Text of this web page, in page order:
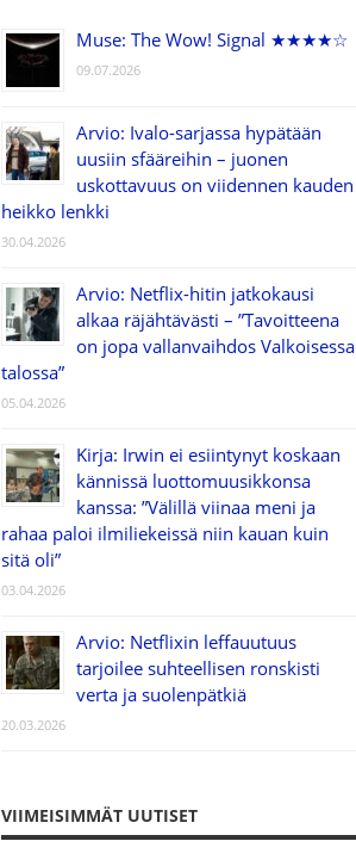
Muse: The Wow! Signal ★★★★☆
09.07.2026
Arvio: Ivalo-sarjassa hypätään
uusiin sfääreihin – juonen
uskottavuus on viidennen kauden
heikko lenkki
30.04.2026
Arvio: Netflix-hitin jatkokausi
alkaa räjähtävästi – ”Tavoitteena
on jopa vallanvaihdos Valkoisessa
talossa”
05.04.2026
Kirja: Irwin ei esiintynyt koskaan
kännissä luottomuusikkonsa
kanssa: ”Välillä viinaa meni ja
rahaa paloi ilmiliekeissä niin kauan kuin
sitä oli”
03.04.2026
Arvio: Netflixin leffauutuus
tarjoilee suhteellisen ronskisti
verta ja suolenpätkiä
20.03.2026
VIIMEISIMMÄT UUTISET